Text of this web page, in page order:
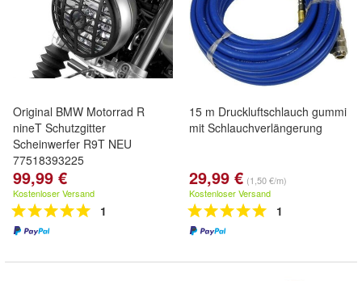
Original BMW Motorrad R
nineT Schutzgitter
Scheinwerfer R9T NEU
77518393225
99,99 €
Kostenloser Versand
1
15 m Druckluftschlauch gummi
mit Schlauchverlängerung
29,99 € (1,50 €/m)
Kostenloser Versand
1